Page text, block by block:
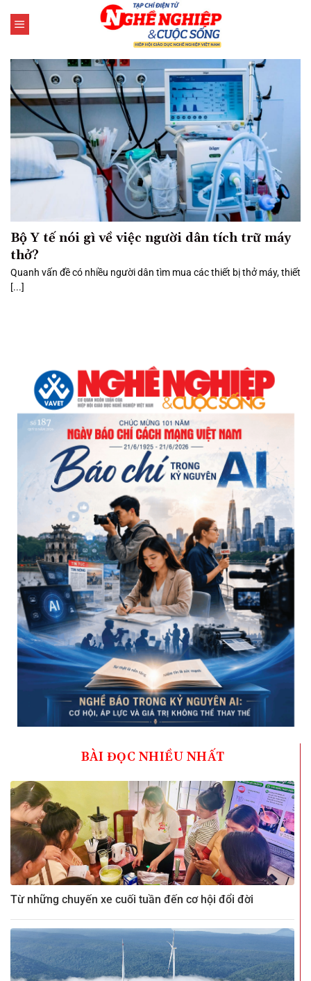
qua
dung
Bộ Y tế nói gì về việc người dân tích trữ máy
thở?
Quanh vấn đề có nhiều người dân tìm mua các thiết bị thở máy, thiết
[...]
BÀI ĐỌC NHIỀU NHẤT
Từ những chuyến xe cuối tuần đến cơ hội đổi đời